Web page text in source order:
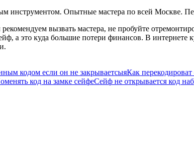
инструментом. Опытные мастера по всей Москве.
вызвать мастера, не пробуйте
а это куда большие потери финансов. В
кодом если он не закрываетсыяКак
код на замке сейфеСейф не открывается код